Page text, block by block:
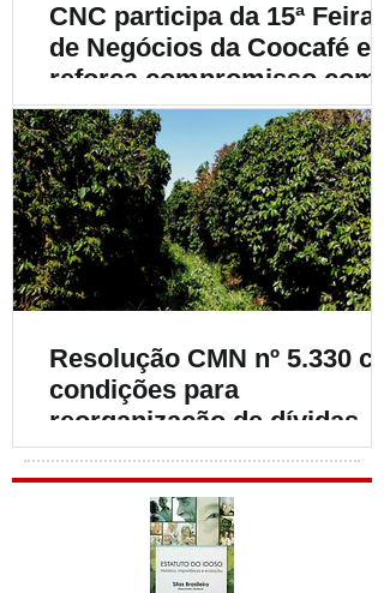
CNC participa da 15ª Feira
de Negócios da Coocafé e
reforça compromisso com
fortalecimento da
cafeicultura
Resolução CMN nº 5.330
condições para
reorganização de dívidas de
cafeicultores